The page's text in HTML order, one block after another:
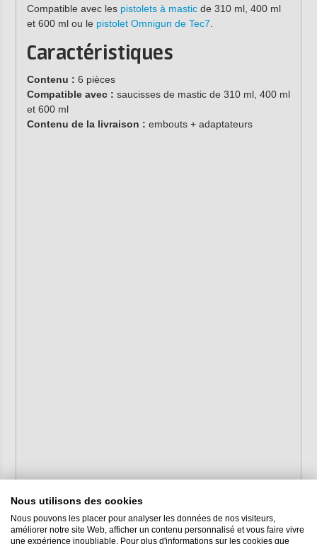
Compatible avec les pistolets à masticde 310 ml, 400 ml
et 600 ml ou le pistolet Omnigun de Tec7
Caractéristiques
Contenu : 6 pièces
Compatible avec : saucisses de mastic de 310 ml, 400 ml
et 600 ml
Contenu de la livraison : embouts + adaptateurs
Nous utilisons des cookies
Nous pouvons les placer pour analyser les données de nos visiteurs,
améliorer notre site Web, afficher un contenu personnalisé et vous faire vivre
une expérience inoubliable. Pour plus d'informations sur les cookies que